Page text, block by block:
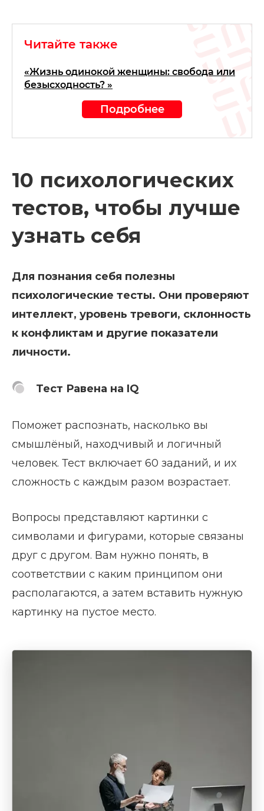
Читайте также
«Жизнь одинокой женщины: свобода или
безысходность? »
Подробнее
10 психологических
тестов, чтобы лучше
узнать себя
Для познания себя полезны
психологические тесты. Они проверяют
интеллект, уровень тревоги, склонность
к конфликтам и другие показатели
личности.
Тест Равена на IQ
Поможет распознать, насколько вы
смышлёный, находчивый и логичный
человек. Тест включает 60 заданий, и их
сложность с каждым разом возрастает.
Вопросы представляют картинки с
символами и фигурами, которые связаны
друг с другом. Вам нужно понять, в
соответствии с каким принципом они
располагаются, а затем вставить нужную
картинку на пустое место.